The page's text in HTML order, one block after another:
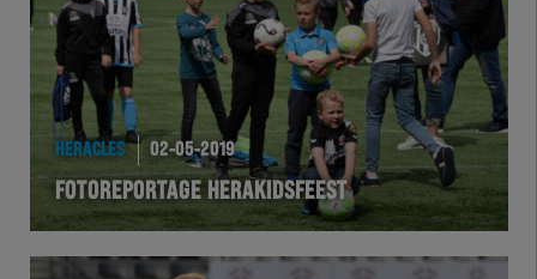
HERVOL
HEREXC
EXCHER
VOLHER
HERTEL
HERACLES 02-05-2019
FOTOREPORTAGE HERAKIDSFEEST